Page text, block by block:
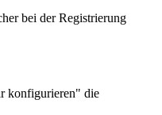
bei der Registrierung
konfigurieren" die